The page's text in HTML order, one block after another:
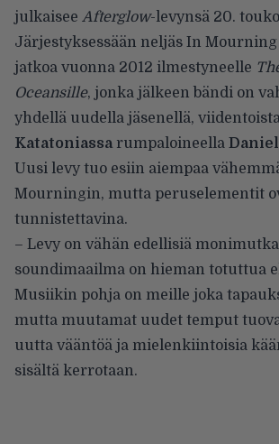
julkaisee Afterglow-levynsä 20.
Järjestyksessään neljäs In
jatkoa vuonna 2012 ilmestyneelle
Oceansille, jonka jälkeen bändi on
yhdellä uudella jäsenellä,
Katatoniassarumpaloineella
Uusi levy tuo esiin aiempaa
Mourningin, mutta peruselementit
tunnistettavina.
– Levy on vähän edellisiä
soundimaailma on hieman totuttua
Musiikin pohja on meille joka
mutta muutamat uudet temput
uutta vääntöä ja mielenkiintoisia
sisältä kerrotaan.